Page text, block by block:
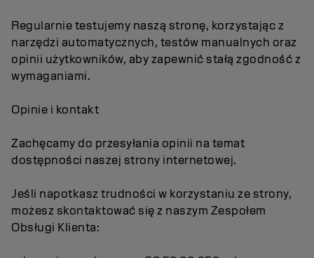
Regularnie testujemy naszą stronę, korzystając z
narzędzi automatycznych, testów manualnych oraz
opinii użytkowników, aby zapewnić stałą zgodność z
wymaganiami.
Opinie i kontakt
Zachęcamy do przesyłania opinii na temat
dostępności naszej strony internetowej.
Jeśli napotkasz trudności w korzystaniu ze strony,
możesz skontaktować się z naszym Zespołem
Obsługi Klienta: